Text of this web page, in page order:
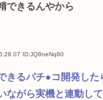
できるんやから
ID:JQ8neNq80
きるパチ●コ開発した
ながら実機と連動し